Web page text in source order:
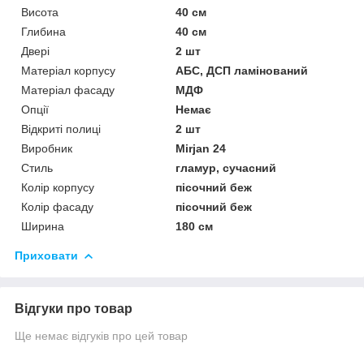
Висота
40 см
Глибина
40 см
Двері
2 шт
Матеріал корпусу
АБС, ДСП ламінований
Матеріал фасаду
МДФ
Опції
Немає
Відкриті полиці
2 шт
Виробник
Mirjan 24
Стиль
гламур, сучасний
Колір корпусу
пісочний беж
Колір фасаду
пісочний беж
Ширина
180 см
Приховати
Відгуки про товар
Ще немає відгуків про цей товар